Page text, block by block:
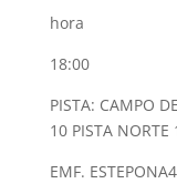
hora
18:00
PISTA: CAMPO
10 PISTA NORTE
EMF. ESTEPONA